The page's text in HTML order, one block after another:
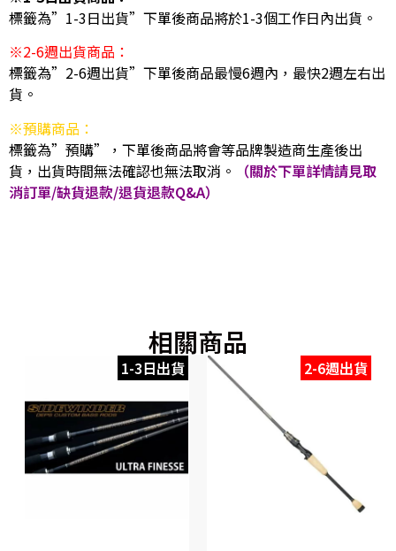
標籤為”1-3日出貨”下單後商品將於1-3個工作日內出貨。
※2-6週出貨商品：
標籤為”2-6週出貨”下單後商品最慢6週內，最快2週左右出
貨。
※預購商品：
標籤為”預購”，下單後商品將會等品牌製造商生產後出
貨，出貨時間無法確認也無法取消。
（關於下單詳情請見取
消訂單/缺貨退款/退貨退款Q&A）
相關商品
1-3日出貨 2-6週出貨